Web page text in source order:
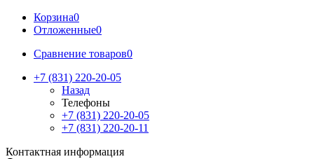
Корзина0
Отложенные0
Сравнение товаров0
+7 (831) 220-20-05
Назад
Телефоны
+7 (831) 220-20-05
+7 (831) 220-20-11
Контактная информация